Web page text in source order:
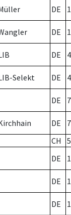
DE
DE
DE
Selekt DE
DE 7
DE
7
CH
DE
DE
DE